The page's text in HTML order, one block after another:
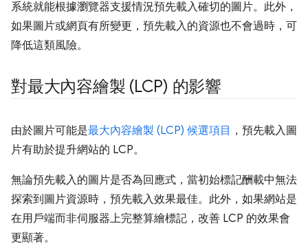
系統就能根據瀏覽器支援情況預先載入確切的圖片。此外，
如果圖片或網頁有所變更，預先載入的資源也不會過時，可
降低這類風險。
對最大內容繪製 (LCP) 的影響
由於圖片可能是最大內容繪製 (LCP) 候選項目 ，預先載入圖
片有助於提升網站的 LCP。
無論預先載入的圖片是否為回應式，當初始標記酬載中無法
探索到圖片資源時，預先載入效果最佳。此外，如果網站是
在用戶端而非伺服器上完整算繪標記，改善 LCP 的效果會
更顯著。